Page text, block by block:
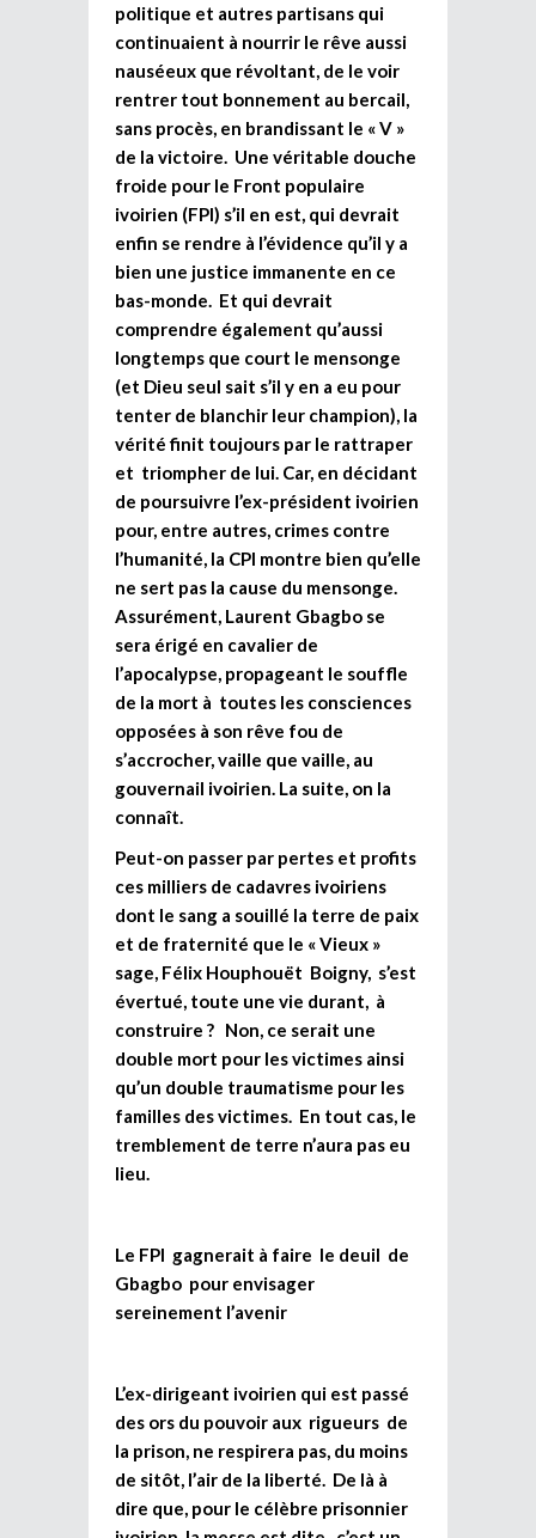
politique et autres partisans qui
continuaient à nourrir le rêve aussi
nauséeux que révoltant, de le voir
rentrer tout bonnement au bercail,
sans procès, en brandissant le « V »
de la victoire. Une véritable douche
froide pour le Front populaire
ivoirien (FPI) s’il en est, qui devrait
enfin se rendre à l’évidence qu’il y a
bien une justice immanente en ce
bas-monde. Et qui devrait
comprendre également qu’aussi
longtemps que court le mensonge
(et Dieu seul sait s’il y en a eu pour
tenter de blanchir leur champion), la
vérité finit toujours par le rattraper
et triompher de lui. Car, en décidant
de poursuivre l’ex-président ivoirien
pour, entre autres, crimes contre
l’humanité, la CPI montre bien qu’elle
ne sert pas la cause du mensonge.
Assurément, Laurent Gbagbo se
sera érigé en cavalier de
l’apocalypse, propageant le souffle
de la mort à toutes les consciences
opposées à son rêve fou de
s’accrocher, vaille que vaille, au
gouvernail ivoirien. La suite, on la
connaît.
Peut-on passer par pertes et profits
ces milliers de cadavres ivoiriens
dont le sang a souillé la terre de paix
et de fraternité que le « Vieux »
sage, Félix Houphouët Boigny, s’est
évertué, toute une vie durant, à
construire ? Non, ce serait une
double mort pour les victimes ainsi
qu’un double traumatisme pour les
familles des victimes. En tout cas, le
tremblement de terre n’aura pas eu
lieu.
Le FPI gagnerait à faire le deuil de
Gbagbo pour envisager
sereinement l’avenir
L’ex-dirigeant ivoirien qui est passé
des ors du pouvoir aux rigueurs de
la prison, ne respirera pas, du moins
de sitôt, l’air de la liberté. De là à
dire que, pour le célèbre prisonnier